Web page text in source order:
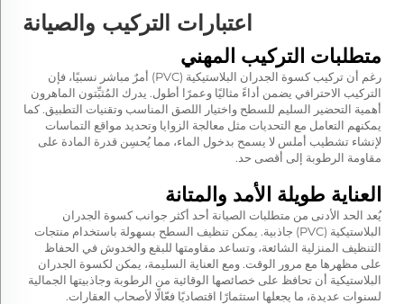
اعتبارات التركيب والصيانة
متطلبات التركيب المهني
رغم أن تركيب كسوة الجدران البلاستيكية (PVC) أمرٌ مباشر نسبيًا، فإن
التركيب الاحترافي يضمن أداءً مثاليًا وعمرًا أطول. يدرك المُثبِّتون الماهرون
أهمية التحضير السليم للسطح واختيار اللصق المناسب وتقنيات التطبيق. كما
يمكنهم التعامل مع التحديات مثل معالجة الزوايا وتحديد مواقع التماسات
لإنشاء تشطيب أملس لا يسمح بدخول الماء، مما يُحسِن قدرة المادة على
مقاومة الرطوبة إلى أقصى حد.
العناية طويلة الأمد والمتانة
يُعد الحد الأدنى من متطلبات الصيانة أحد أكثر جوانب كسوة الجدران
البلاستيكية (PVC) جاذبية. يمكن تنظيف السطح بسهولة باستخدام منتجات
التنظيف المنزلية الشائعة، وتساعد مقاومتها للبقع والخدوش في الحفاظ
على مظهرها مع مرور الوقت. ومع العناية السليمة، يمكن لكسوة الجدران
البلاستيكية أن تحافظ على خصائصها الوقائية من الرطوبة وجاذبيتها الجمالية
لسنوات عديدة، ما يجعلها استثمارًا اقتصاديًا فعّالًا لأصحاب العقارات.